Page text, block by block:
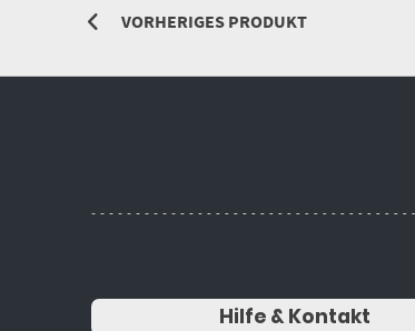
VORHERIGES PRODUKT
Hilfe & Kontakt